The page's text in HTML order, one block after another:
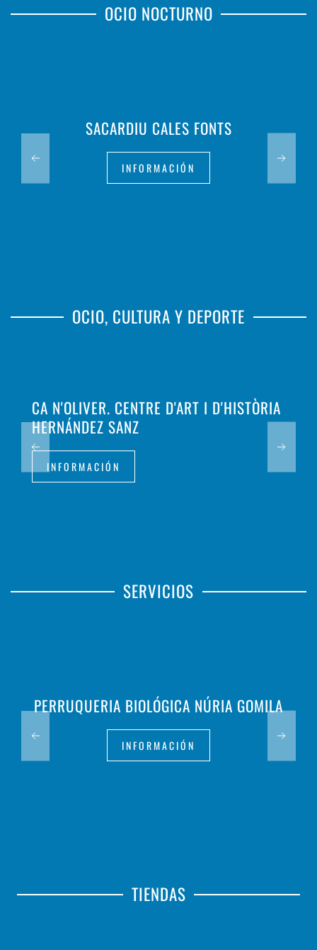
OCIO NOCTURNO
SACARDIU CALES FONTS
INFORMACIÓN
OCIO, CULTURA Y DEPORTE
CA N'OLIVER. CENTRE D'ART I D'HISTÒRIA
HERNÁNDEZ SANZ
INFORMACIÓN
SERVICIOS
PERRUQUERIA BIOLÓGICA NÚRIA GOMILA
INFORMACIÓN
TIENDAS